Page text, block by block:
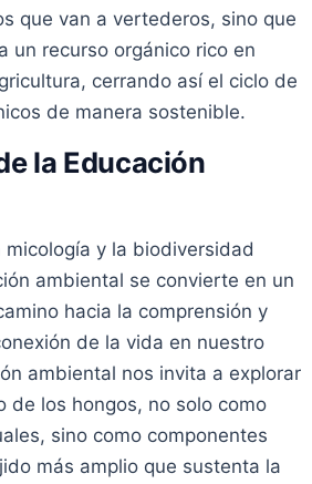
que van a vertederos, sino que
un recurso orgánico rico en
cerrando así el ciclo de
de manera sostenible.
la Educación
y la biodiversidad
ambiental se convierte en un
hacia la comprensión y
de la vida en nuestro
ambiental nos invita a explorar
de los hongos, no solo como
sino como componentes
más amplio que sustenta la